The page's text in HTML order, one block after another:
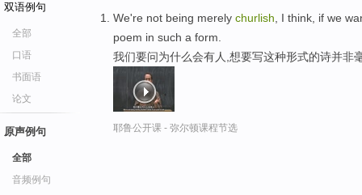
双语例句
全部
口语
书面语
论文
原声例句
全部
音频例句
We're not being merely churlish , I think, if we
poem in such a form.
我们要问为什么会有人,想要写这种形式的诗并非
耶鲁公开课 - 弥尔顿课程节选